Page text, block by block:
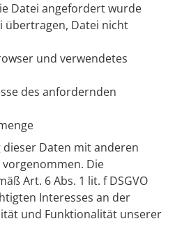
Datei angefordert wurde
übertragen, Datei nicht
und verwendetes
des anfordernden
Daten mit anderen
Die
Art. 6 Abs. 1 lit. f DSGVO
Interesses an der
und Funktionalität unserer